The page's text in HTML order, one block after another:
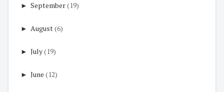
► September(19)
► August(6)
► July(19)
► June (12)